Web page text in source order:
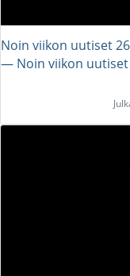
Noin viikon uutiset
― Noin viikon uutiset